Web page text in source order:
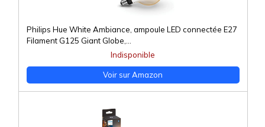
Philips Hue White Ambiance, ampoule LED connectée E27
Filament G125 Giant Globe,...
Indisponible
Voir sur Amazon